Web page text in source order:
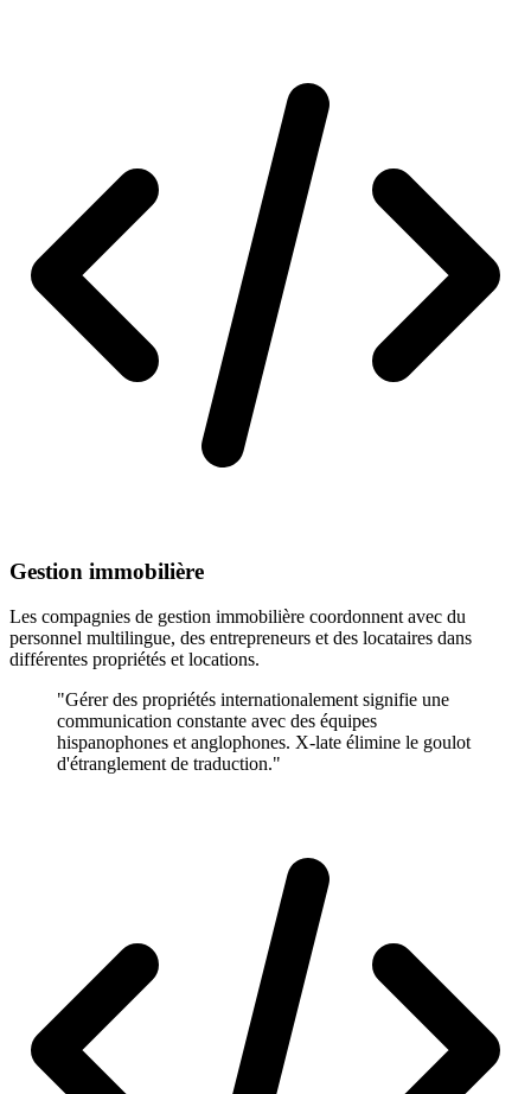
Gestion immobilière
Les compagnies de gestion immobilière coordonnent avec du
personnel multilingue, des entrepreneurs et des locataires dans
différentes propriétés et locations.
"Gérer des propriétés internationalement signifie une
communication constante avec des équipes
hispanophones et anglophones. X-late élimine le goulot
d'étranglement de traduction."